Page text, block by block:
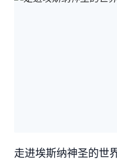
走进埃斯纳神圣的世